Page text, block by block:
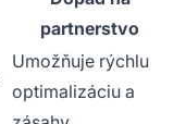
partnerstvo
Umožňuje rýchlu
optimalizáciu a